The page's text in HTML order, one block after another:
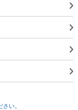
い。